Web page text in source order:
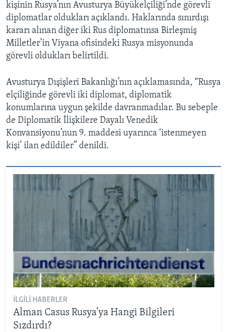
kişinin Rusya’nın Avusturya Büyükelçiliği’nde görevli
diplomatlar oldukları açıklandı. Haklarında sınırdışı
kararı alınan diğer iki Rus diplomatınsa Birleşmiş
Milletler’in Viyana ofisindeki Rusya misyonunda
görevli oldukları belirtildi.
Avusturya Dışişleri Bakanlığı’nın açıklamasında, “Rusya
elçiliğinde görevli iki diplomat, diplomatik
konumlarına uygun şekilde davranmadılar. Bu sebeple
de Diplomatik İlişkilere Dayalı Venedik
Konvansiyonu’nun 9. maddesi uyarınca ‘istenmeyen
kişi’ ilan edildiler” denildi.
İLGILI HABERLER
Alman Casus Rusya’ya Hangi Bilgileri
Sızdırdı?